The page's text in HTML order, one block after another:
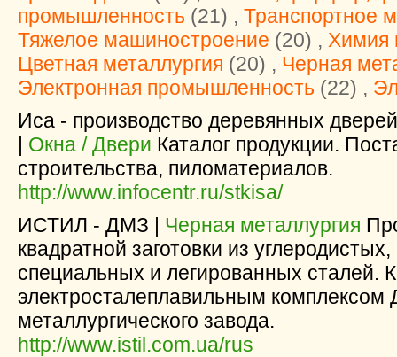
промышленность (21) , Транспортное
Тяжелое машиностроение (20) , Химия
Цветная металлургия (20) , Черная
Электронная промышленность (22) ,
Иса - производство деревянных
| Окна / Двери Каталог продукции.
строительства, пиломатериалов.
http://www.infocentr.ru/stkisa/
ИСТИЛ - ДМЗ | Черная металлургия
квадратной заготовки из
специальных и легированных сталей.
электросталеплавильным комплексом
металлургического завода.
http://www.istil.com.ua/rus